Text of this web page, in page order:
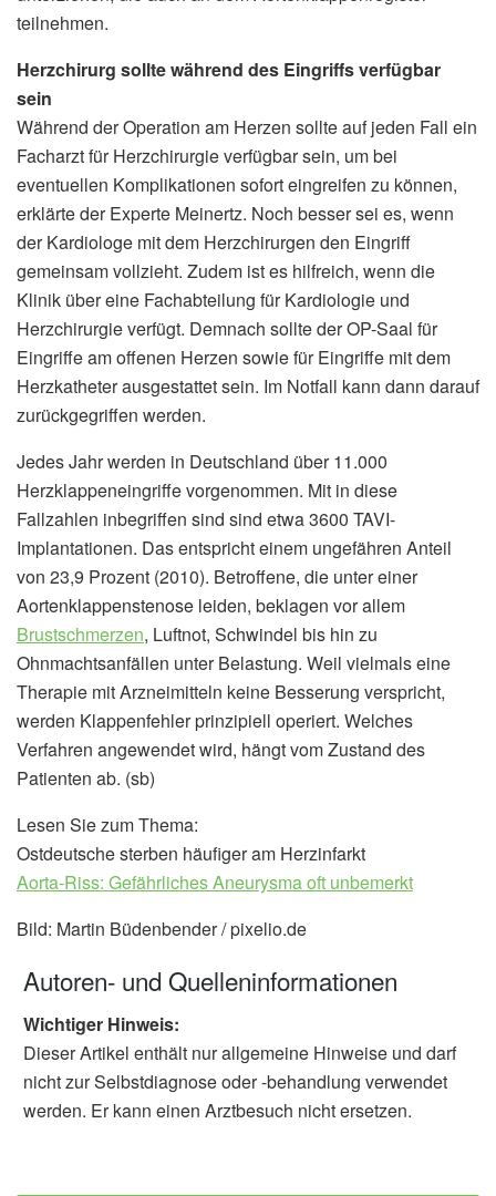
teilnehmen.
Herzchirurg sollte während des Eingriffs verfügbar
sein
Während der Operation am Herzen sollte auf jeden Fall ein
Facharzt für Herzchirurgie verfügbar sein, um bei
eventuellen Komplikationen sofort eingreifen zu können,
erklärte der Experte Meinertz. Noch besser sei es, wenn
der Kardiologe mit dem Herzchirurgen den Eingriff
gemeinsam vollzieht. Zudem ist es hilfreich, wenn die
Klinik über eine Fachabteilung für Kardiologie und
Herzchirurgie verfügt. Demnach sollte der OP-Saal für
Eingriffe am offenen Herzen sowie für Eingriffe mit dem
Herzkatheter ausgestattet sein. Im Notfall kann dann darauf
zurückgegriffen werden.
Jedes Jahr werden in Deutschland über 11.000
Herzklappeneingriffe vorgenommen. Mit in diese
Fallzahlen inbegriffen sind sind etwa 3600 TAVI-
Implantationen. Das entspricht einem ungefähren Anteil
von 23,9 Prozent (2010). Betroffene, die unter einer
Aortenklappenstenose leiden, beklagen vor allem
Brustschmerzen, Luftnot, Schwindel bis hin zu
Ohnmachtsanfällen unter Belastung. Weil vielmals eine
Therapie mit Arzneimitteln keine Besserung verspricht,
werden Klappenfehler prinzipiell operiert. Welches
Verfahren angewendet wird, hängt vom Zustand des
Patienten ab. (sb)
Lesen Sie zum Thema:
Ostdeutsche sterben häufiger am Herzinfarkt
Aorta-Riss: Gefährliches Aneurysma oft unbemerkt
Bild: Martin Büdenbender / pixelio.de
Autoren- und Quelleninformationen
Wichtiger Hinweis:
Dieser Artikel enthält nur allgemeine Hinweise und darf
nicht zur Selbstdiagnose oder -behandlung verwendet
werden. Er kann einen Arztbesuch nicht ersetzen.